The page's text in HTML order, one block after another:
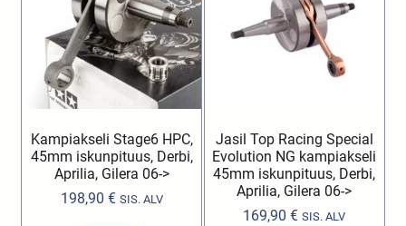
Kampiakseli Stage6 HPC,
45mm iskunpituus, Derbi,
Aprilia, Gilera 06->
198,90 € SIS. ALV
Jasil Top Racing Special
Evolution NG kampiakseli
45mm iskunpituus, Derbi,
Aprilia, Gilera 06->
169,90€ SIS. ALV